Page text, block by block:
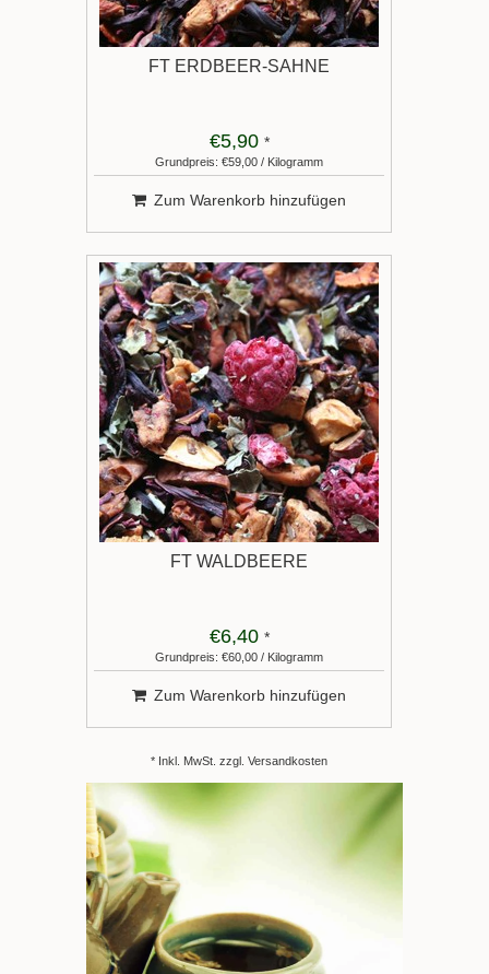
FT ERDBEER-SAHNE
€5,90 *
Grundpreis: €59,00 / Kilogramm
Zum Warenkorb hinzufügen
FT WALDBEERE
€6,40 *
Grundpreis: €60,00 / Kilogramm
Zum Warenkorb hinzufügen
* Inkl. MwSt. zzgl. Versandkosten